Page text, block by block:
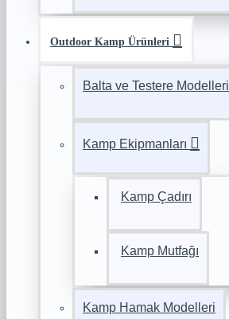
Outdoor Kamp Ürünleri
Balta ve Testere Modelleri
Kamp Ekipmanları
Kamp Çadırı
Kamp Mutfağı
Kamp Hamak Modelleri